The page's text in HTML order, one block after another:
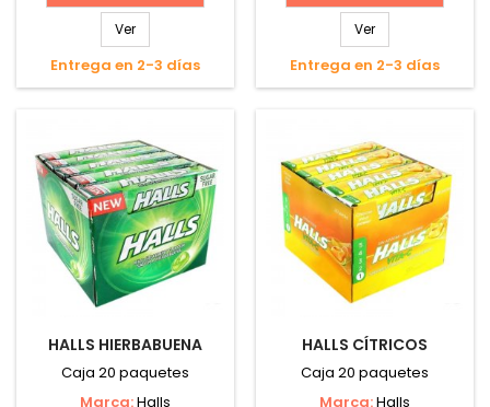
Ver
Entrega en 2-3 días
Ver
Entrega en 2-3 días
HALLS HIERBABUENA
Caja 20 paquetes
Marca:Halls
HALLS CÍTRICOS
Caja 20 paquetes
Marca:Halls